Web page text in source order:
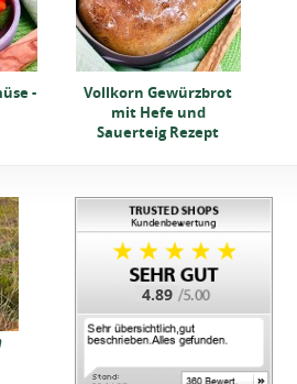
-
Vollkorn Gewürzbrot
mit Hefe und
Sauerteig Rezept
4.89